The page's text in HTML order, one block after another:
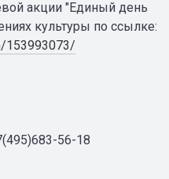
акции "Единый день
культуры по ссылке:
153993073/
56-18